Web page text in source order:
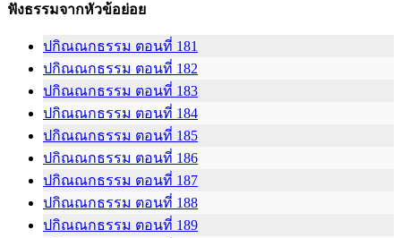
ฟังธรรมจากหัวข้อย่อย
ปกิณณกธรรม ตอนที่ 181
ปกิณณกธรรม ตอนที่ 182
ปกิณณกธรรม ตอนที่ 183
ปกิณณกธรรม ตอนที่ 184
ปกิณณกธรรม ตอนที่ 185
ปกิณณกธรรม ตอนที่ 186
ปกิณณกธรรม ตอนที่ 187
ปกิณณกธรรม ตอนที่ 188
ปกิณณกธรรม ตอนที่ 189